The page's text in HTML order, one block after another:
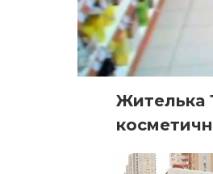
Жителька